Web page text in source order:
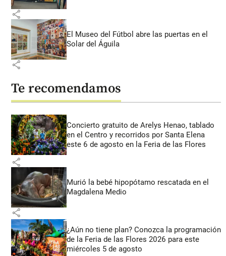
share
El Museo del Fútbol abre las puertas en el
Solar del Águila
share
Te recomendamos
Concierto gratuito de Arelys Henao, tablado
en el Centro y recorridos por Santa Elena
este 6 de agosto en la Feria de las Flores
share
Murió la bebé hipopótamo rescatada en el
Magdalena Medio
share
¿Aún no tiene plan? Conozca la programación
de la Feria de las Flores 2026 para este
miércoles 5 de agosto